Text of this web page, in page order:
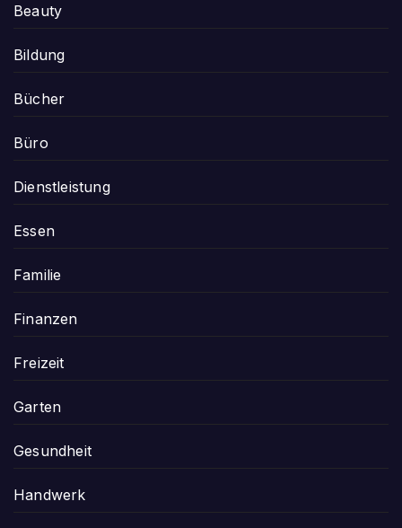
Beauty
Bildung
Bücher
Büro
Dienstleistung
Essen
Familie
Finanzen
Freizeit
Garten
Gesundheit
Handwerk